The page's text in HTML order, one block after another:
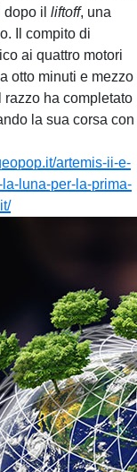
il liftoff, una
Il compito di
ai quattro motori
otto minuti e mezzo
ha completato
la sua corsa con
artemis-ii-e-
luna-per-la-prima-